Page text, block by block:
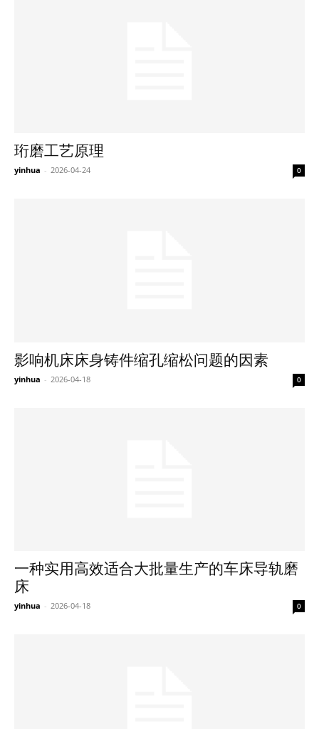
珩磨工艺原理
yinhua - 2026-04-24 0
影响机床床身铸件缩孔缩松问题的因素
yinhua - 2026-04-18 0
一种实用高效适合大批量生产的车床导轨磨
床
yinhua - 2026-04-18 0